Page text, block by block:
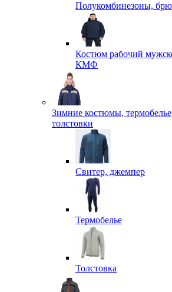
Полукомбинезоны,
Костюм рабочий
КМФ
Зимние костюмы,
толстовки
Свитер, джемпер
Термобелье
Толстовка